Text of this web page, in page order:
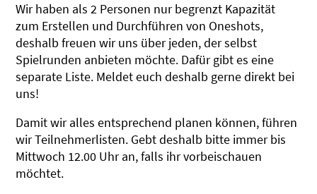
Wir haben als 2 Personen nur begrenzt Kapazität
zum Erstellen und Durchführen von Oneshots,
deshalb freuen wir uns über jeden, der selbst
Spielrunden anbieten möchte. Dafür gibt es eine
separate Liste. Meldet euch deshalb gerne direkt bei
uns!
Damit wir alles entsprechend planen können, führen
wir Teilnehmerlisten. Gebt deshalb bitte immer bis
Mittwoch 12.00 Uhr an, falls ihr vorbeischauen
möchtet.